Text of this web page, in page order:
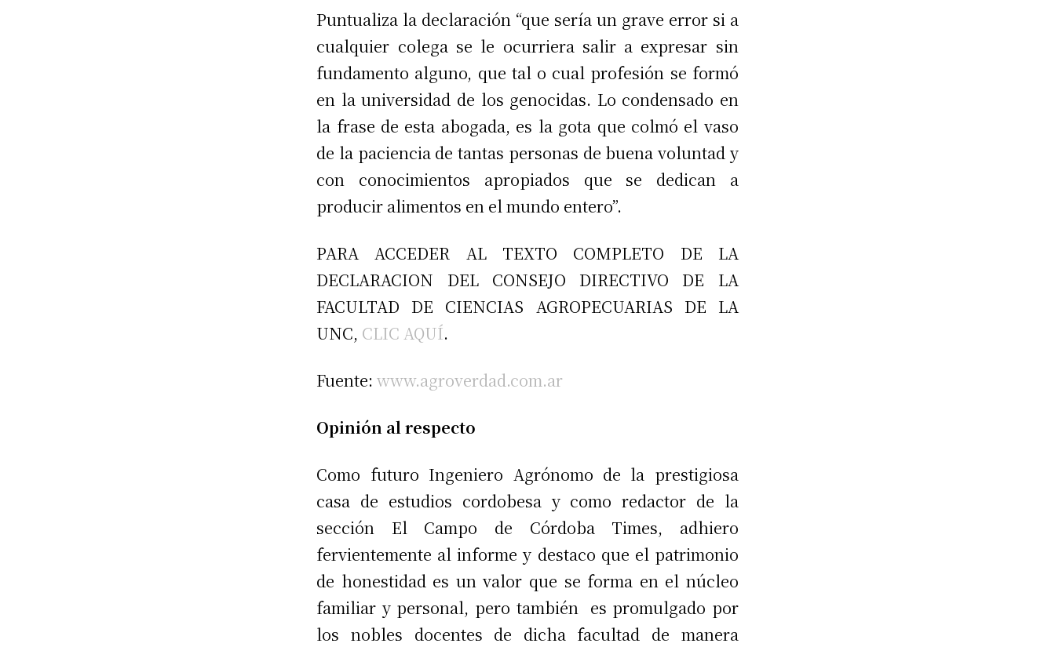
Puntualiza la declaración “que sería un grave error si a
cualquier colega se le ocurriera salir a expresar sin
fundamento alguno, que tal o cual profesión se formó
en la universidad de los genocidas. Lo condensado en
la frase de esta abogada, es la gota que colmó el vaso
de la paciencia de tantas personas de buena voluntad y
con conocimientos apropiados que se dedican a
producir alimentos en el mundo entero”.
PARA ACCEDER AL TEXTO COMPLETO DE LA
DECLARACION DEL CONSEJO DIRECTIVO DE LA
FACULTAD DE CIENCIAS AGROPECUARIAS DE LA
UNC, CLIC AQUÍ.
Fuente:www.agroverdad.com.ar
Opinión al respecto
Como futuro Ingeniero Agrónomo de la prestigiosa
casa de estudios cordobesa y como redactor de la
sección El Campo de Córdoba Times, adhiero
fervientemente al informe y destaco que el patrimonio
de honestidad es un valor que se forma en el núcleo
familiar y personal, pero también es promulgado por
los nobles docentes de dicha facultad de manera